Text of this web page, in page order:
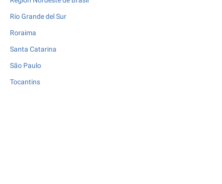
Río Grande del Sur
Roraima
Santa Catarina
São Paulo
Tocantins